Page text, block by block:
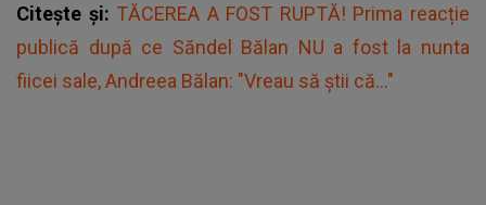
Citește și: TĂCEREA A FOST RUPTĂ! Prima reacție
publică după ce Săndel Bălan NU a fost la nunta
fiicei sale, Andreea Bălan: "Vreau să știi că..."